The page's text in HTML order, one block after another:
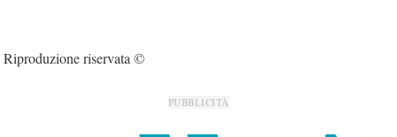
Riproduzione riservata ©
PUBBLICITÀ